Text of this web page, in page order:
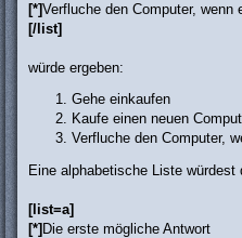
[*]Verfluche den Computer, wenn
[/list]
würde ergeben:
Gehe einkaufen
Kaufe einen neuen
Verfluche den Computer,
Eine alphabetische Liste
[list=a]
[*]Die erste mögliche Antwort